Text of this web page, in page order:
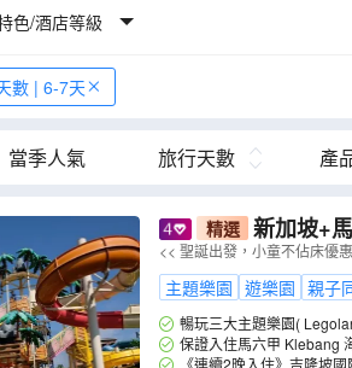
統水鄉Kampong Ayer
色/酒店等級
數 | 6-7天
當季人氣 旅行天數 產
精選 新加坡+馬來西亞
光Show、
MBS06U）
<< 聖誕出發，小童不佔床優
主題樂園 遊樂園 親子
保證入住馬
《連續2晚入住》吉隆坡